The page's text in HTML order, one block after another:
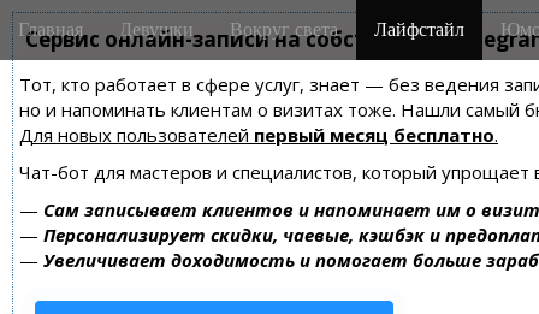
Сервис онлайн-записи на собственном
Тот, кто работает в сфере услуг, знает — без ведения
но и напоминать клиентам о визитах тоже. Нашли самый
Для новых пользователей первый месяц бесплатно.
Чат-бот для мастеров и специалистов, который упрощает
— Сам записывает клиентов и напоминает им о
— Персонализирует скидки, чаевые, кэшбэк и
— Увеличивает доходимость и помогает больше
M
a
n
m
e
n
u
i
Главная Девушки Вокруг света Лайфстайл